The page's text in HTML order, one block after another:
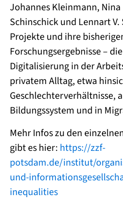
Johannes Kleinmann, Nina
Schinschick und Lennart
Projekte und ihre
Forschungsergebnisse –
Digitalisierung in der
privatem Alltag, etwa
Geschlechterverhältnisse,
Bildungssystem und in
Mehr Infos zu den
gibt es hier: https://zzf-
potsdam.de/institut/
und-
inequalities